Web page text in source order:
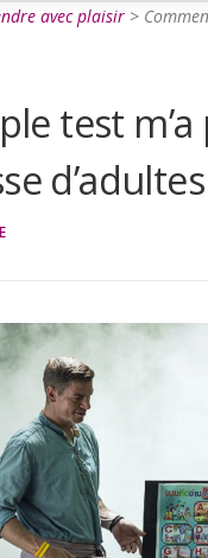
avec plaisir >
test